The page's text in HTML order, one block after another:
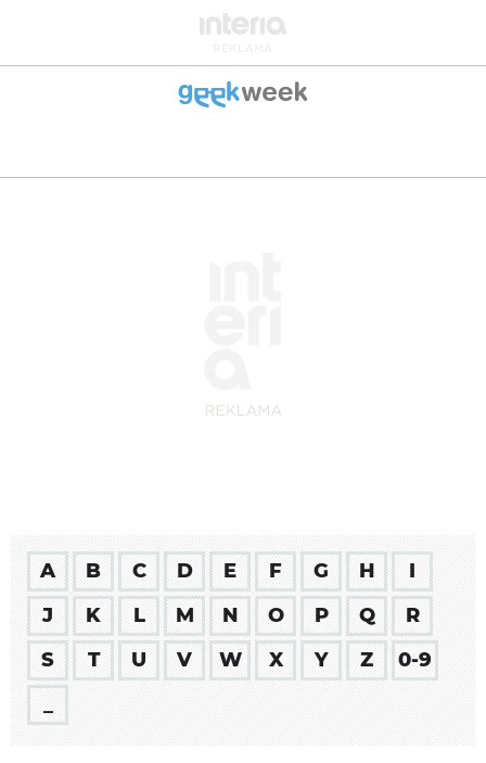
A B C D E F G H
I
J
K L M N O P Q
R
S
T U V W X Y Z
0-9